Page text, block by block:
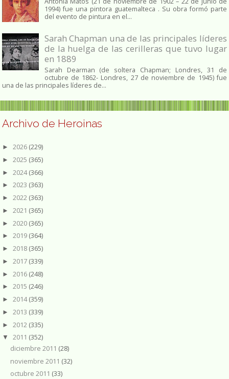
1994) fue una pintora guatemalteca . Su obra formó parte
del evento de pintura en el...
Sarah Chapman una de las principales líderes
de la huelga de las cerilleras que tuvo lugar
en 1889
Sarah Dearman (de soltera Chapman; Londres, 31 de
octubre de 1862​- Londres, 27 de noviembre de 1945)​ fue
una de las principales líderes de...
Archivo de Heroinas
► 2026 (229)
► 2025 (365)
► 2024(366)
► 2023 (363)
► 2022 (363)
► 2021 (365)
► 2020 (365)
► 2019 (364)
► 2018 (365)
► 2017 (339)
► 2016 (248)
► 2015 (246)
► 2014(359)
► 2013 (339)
► 2012 (335)
▼ 2011 (352)
diciembre 2011 (28)
noviembre 2011 (32)
octubre 2011 (33)